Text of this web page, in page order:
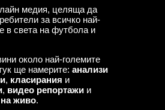
медия, целяща да
за всичко най-
в света на футбола и
около най-големите
ще намерите: анализи
, класирания и
, видео репортажи и
живо.